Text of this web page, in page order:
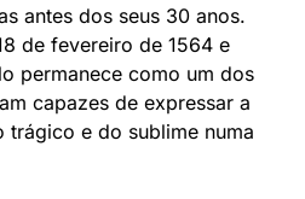
antes dos seus 30 anos.
de fevereiro de 1564 e
permanece como um dos
capazes de expressar a
e do sublime numa